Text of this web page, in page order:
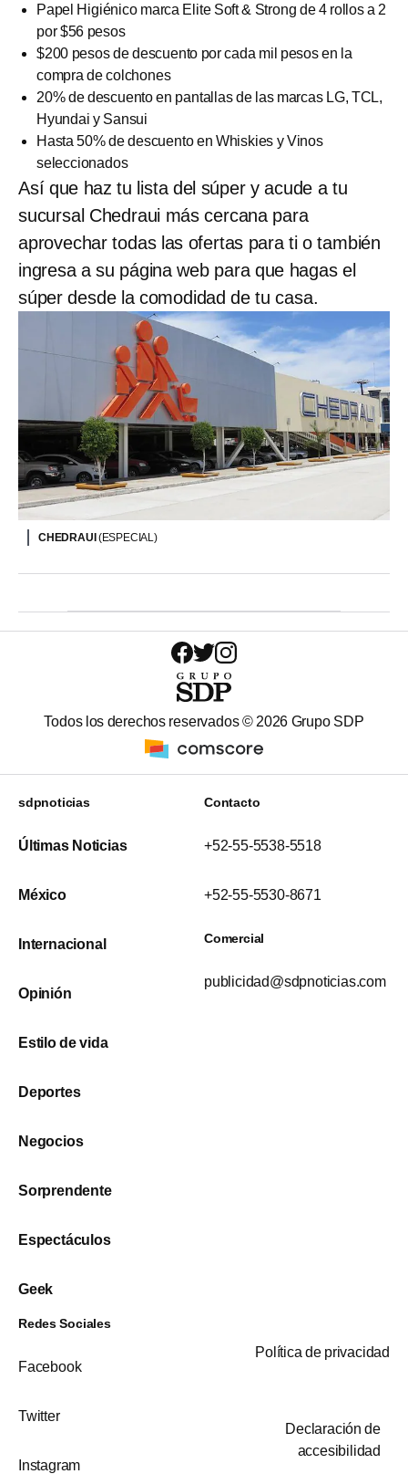
Papel Higiénico marca Elite Soft & Strong de 4 rollos a 2
por $56 pesos
$200 pesos de descuento por cada mil pesos en la
compra de colchones
20% de descuento en pantallas de las marcas LG, TCL,
Hyundai y Sansui
Hasta 50% de descuento en Whiskies y Vinos
seleccionados
Así que haz tu lista del súper y acude a tu
sucursal Chedraui más cercana para
aprovechar todas las ofertas para ti o también
ingresa a su página web para que hagas el
súper desde la comodidad de tu casa.
CHEDRAUI (ESPECIAL)
Todos los derechos reservados © 2026 Grupo SDP
sdpnoticias
Últimas Noticias
México
Internacional
Opinión
Estilo de vida
Deportes
Negocios
Sorprendente
Espectáculos
Geek
Contacto
+52-55-5538-5518
+52-55-5530-8671
Comercial
publicidad@sdpnoticias.com
Redes Sociales
Facebook
Twitter
Instagram
Política de privacidad
Declaración de
accesibilidad